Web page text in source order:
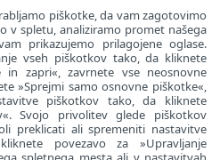
ESET, vse pravice pridržane |Politika
|
piškotkov
piškotke, da vam zagotovimo
v spletu, analiziramo promet našega
prikazujemo prilagojene oglase.
vseh piškotkov tako, da kliknete
in zapri«, zavrnete vse neosnovne
»Sprejmi samo osnovne piškotke«,
piškotkov tako, da kliknete
Svojo privolitev glede piškotkov
preklicati ali spremeniti nastavitve
povezavo za »Upravljanje